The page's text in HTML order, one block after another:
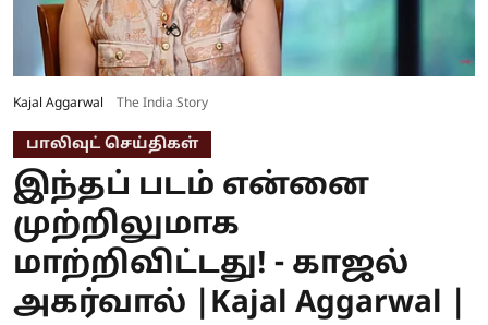
Kajal Aggarwal The India Story
பாலிவுட் செய்திகள்
இந்தப் படம் என்னை
முற்றிலுமாக
மாற்றிவிட்டது! - காஜல்
அகர்வால் |Kajal Aggarwal |